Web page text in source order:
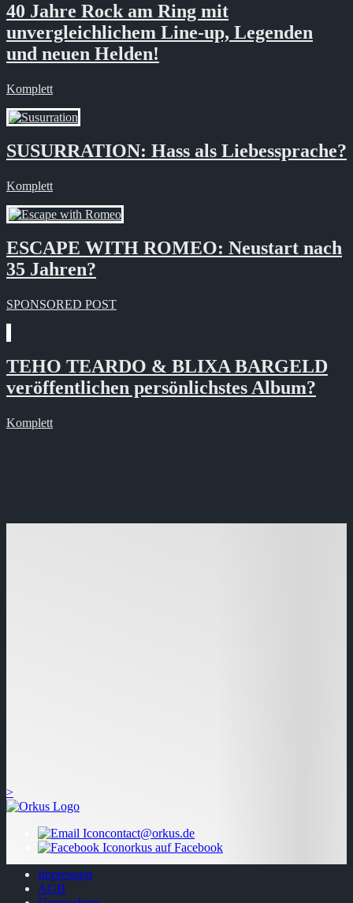
40 Jahre Rock am Ring mit
unvergleichlichem Line-up, Legenden
und neuen Helden!
Komplett
SUSURRATION: Hass als Liebessprache?
Komplett
ESCAPE WITH ROMEO: Neustart nach
35 Jahren?
SPONSORED POST
TEHO TEARDO & BLIXA BARGELD
veröffentlichen persönlichstes Album?
Komplett
>
contact@orkus.de
orkus auf Facebook
Impressum
AGB